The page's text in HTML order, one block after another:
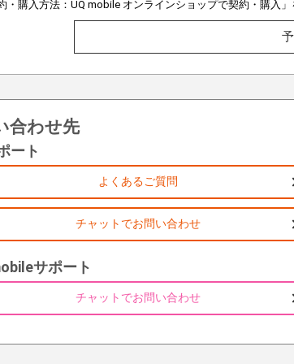
・購入方法：UQ mobile オンラインショップで契約・購入
合わせ先
ート
よくあるご質問
チャットでお問い合わせ
サポート
チャットでお問い合わせ